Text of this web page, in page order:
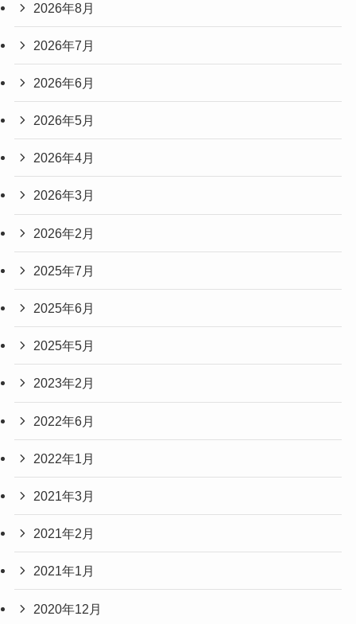
2026年8月
2026年7月
2026年6月
2026年5月
2026年4月
2026年3月
2026年2月
2025年7月
2025年6月
2025年5月
2023年2月
2022年6月
2022年1月
2021年3月
2021年2月
2021年1月
2020年12月